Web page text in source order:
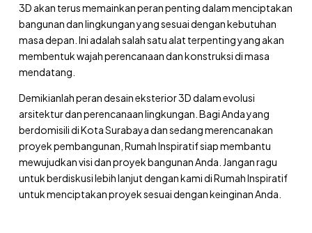
3D akan terus memainkan peran penting dalam menciptakan
bangunan dan lingkungan yang sesuai dengan kebutuhan
masa depan. Ini adalah salah satu alat terpenting yang akan
membentuk wajah perencanaan dan konstruksi di masa
mendatang.
Demikianlah peran desain eksterior 3D dalam evolusi
arsitektur dan perencanaan lingkungan. Bagi Anda yang
berdomisili di Kota Surabaya dan sedang merencanakan
proyek pembangunan, Rumah Inspiratif siap membantu
mewujudkan visi dan proyek bangunan Anda. Jangan ragu
untuk berdiskusi lebih lanjut dengan kami di Rumah Inspiratif
untuk menciptakan proyek sesuai dengan keinginan Anda.